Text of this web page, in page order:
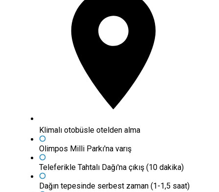
Klimalı otobüsle otelden alma
Olimpos Milli Parkı'na varış
Teleferikle Tahtalı Dağı'na çıkış (10 dakika)
Dağın tepesinde serbest zaman (1-1,5 saat)